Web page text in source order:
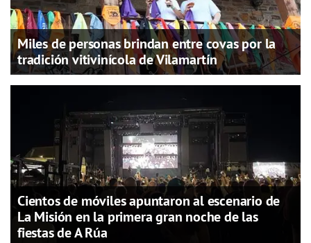
Miles de personas brindan entre covas por la
tradición vitivinícola de Vilamartín
Cientos de móviles apuntaron al escenario de
La Misión en la primera gran noche de las
fiestas de A Rúa